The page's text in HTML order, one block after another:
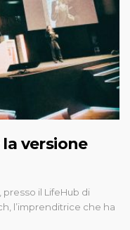
versione
il LifeHub di
l’imprenditrice che ha